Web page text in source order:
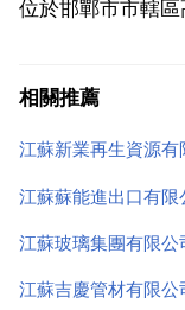
位於邯鄲市市轄
相關推薦
江蘇新業再生資源有
江蘇玻璃集團有限公
江蘇吉慶管材有限公